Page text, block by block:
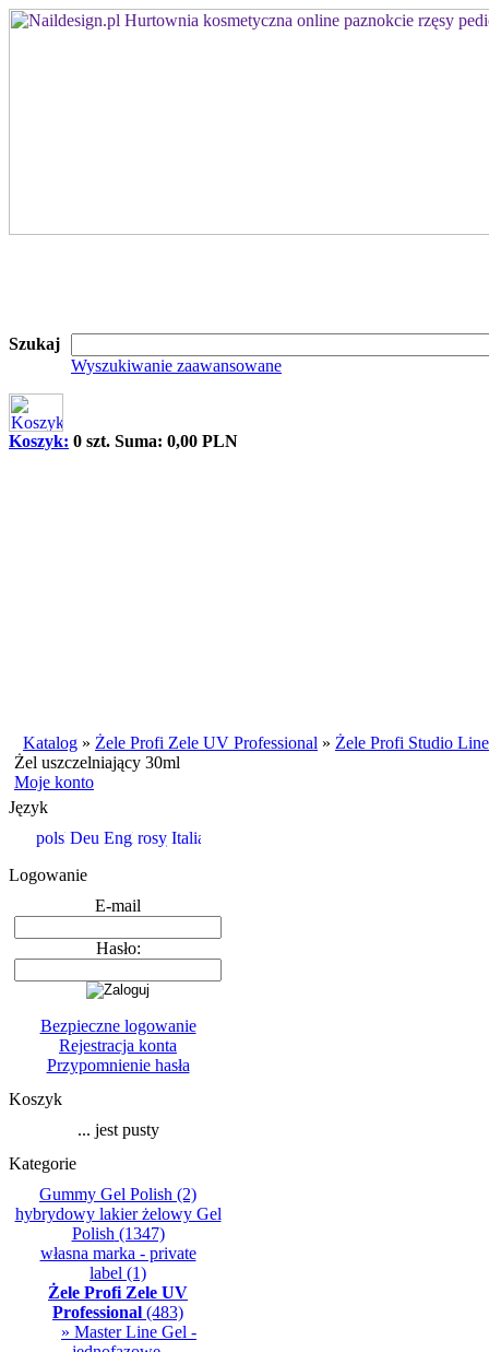
Szukaj
Wyszukiwanie zaawansowane
Koszyk: 0 szt. Suma: 0,00 PLN
Katalog » Żele Profi Zele UV Professional » Żele Profi Studio Line
Żel uszczelniający 30ml
Moje konto
Język
Logowanie
E-mail
Hasło:
Bezpieczne logowanie
Rejestracja konta
Przypomnienie hasła
Koszyk
... jest pusty
Kategorie
Gummy Gel Polish (2)
hybrydowy lakier żelowy Gel
Polish (1347)
własna marka - private
label (1)
Żele Profi Zele UV
Professional (483)
» Master Line Gel -